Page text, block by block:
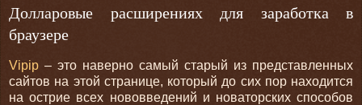
Долларовые расширениях для заработка в
браузере
Vipip – это наверно самый старый из представленных
сайтов на этой странице, который до сих пор находится
на острие всех нововведений и новаторских способов